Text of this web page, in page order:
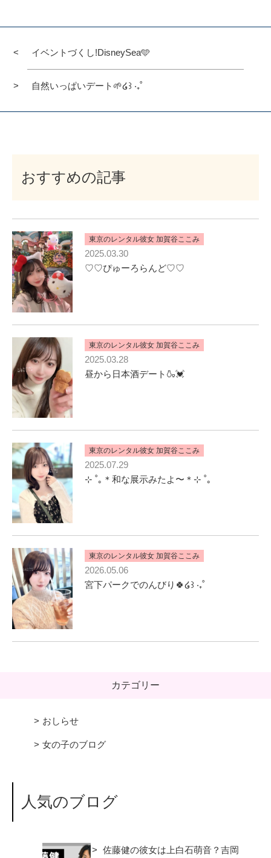
イベントづくし!DisneySea🩵
自然いっぱいデート🌱໒꒱ ‧₊˚
おすすめの記事
東京のレンタル彼女 加賀谷ここみ
2025.03.30
♡♡ぴゅーろらんど♡♡
東京のレンタル彼女 加賀谷ここみ
2025.03.28
昼から日本酒デート🍶💓
東京のレンタル彼女 加賀谷ここみ
2025.07.29
⊹ ˚｡＊和な展示みたよ〜＊⊹ ˚｡
東京のレンタル彼女 加賀谷ここみ
2026.05.06
宮下パークでのんびり🍀໒꒱ ‧₊˚
カテゴリー
おしらせ
女の子のブログ
人気のブログ
佐藤健の彼女は上白石萌音？吉岡